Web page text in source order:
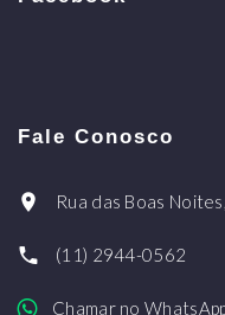
Fale Conosco
Rua das Boas
(11) 2944-0562
Chamar no